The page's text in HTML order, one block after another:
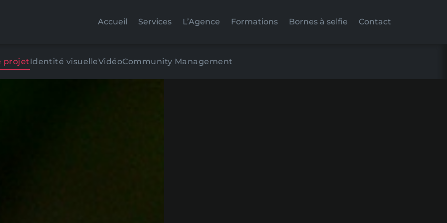
Accueil Services L’Agence Formations Bornes à selfie Contact
projetIdentité visuelleVidéoCommunity Management